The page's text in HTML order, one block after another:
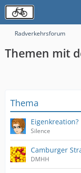
Radverkehrsforum
Themen mit
Thema
Eigenkreation?
Silence
Camburger
DMHH